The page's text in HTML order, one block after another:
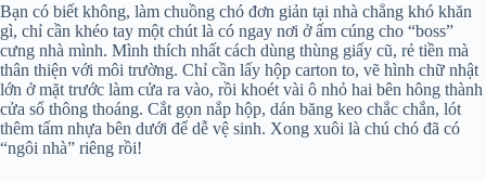
Bạn có biết không, làm chuồng chó đơn giản tại nhà chẳng khó khăn
gì, chỉ cần khéo tay một chút là có ngay nơi ở ấm cúng cho “boss”
cưng nhà mình. Mình thích nhất cách dùng thùng giấy cũ, rẻ tiền mà
thân thiện với môi trường. Chỉ cần lấy hộp carton to, vẽ hình chữ nhật
lớn ở mặt trước làm cửa ra vào, rồi khoét vài ô nhỏ hai bên hông thành
cửa sổ thông thoáng. Cắt gọn nắp hộp, dán băng keo chắc chắn, lót
thêm tấm nhựa bên dưới để dễ vệ sinh. Xong xuôi là chú chó đã có
“ngôi nhà” riêng rồi!